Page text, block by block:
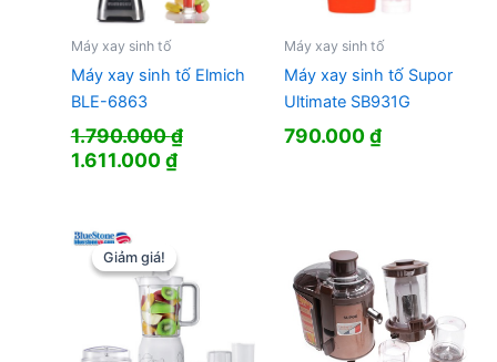
Máy xay sinh tố
Máy xay sinh tố Elmich
BLE-6863
1.790.000₫
Giá
1.790.000 ₫.
1.611.000₫Giá
1.611.000 ₫.
Máy xay sinh tố
Máy xay sinh tố Supor
Ultimate SB931G
790.000₫
Giảm giá!
Giảm giá!